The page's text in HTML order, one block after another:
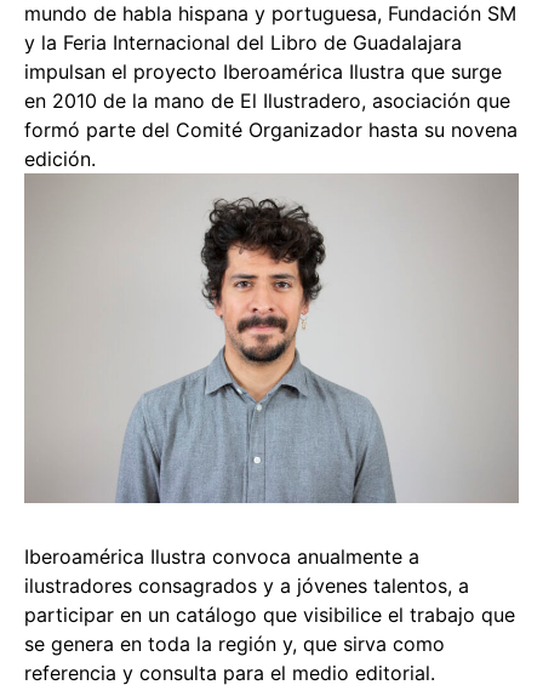
mundo de habla hispana y portuguesa, Fundación SM
y la Feria Internacional del Libro de Guadalajara
impulsan el proyecto Iberoamérica Ilustra que surge
en 2010 de la mano de El Ilustradero, asociación que
formó parte del Comité Organizador hasta su novena
edición.
Iberoamérica Ilustra convoca anualmente a
ilustradores consagrados y a jóvenes talentos, a
participar en un catálogo que visibilice el trabajo que
se genera en toda la región y, que sirva como
referencia y consulta para el medio editorial.